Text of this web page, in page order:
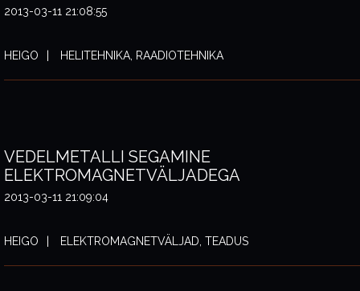
2013-03-11 21:08:55
HEIGO HELITEHNIKA, RAADIOTEHNIKA
VEDELMETALLI SEGAMINE
ELEKTROMAGNETVÄLJADEGA
2013-03-11 21:09:04
HEIGO ELEKTROMAGNETVÄLJAD, TEADUS